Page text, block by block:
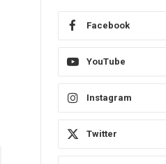
Facebook
YouTube
Instagram
Twitter